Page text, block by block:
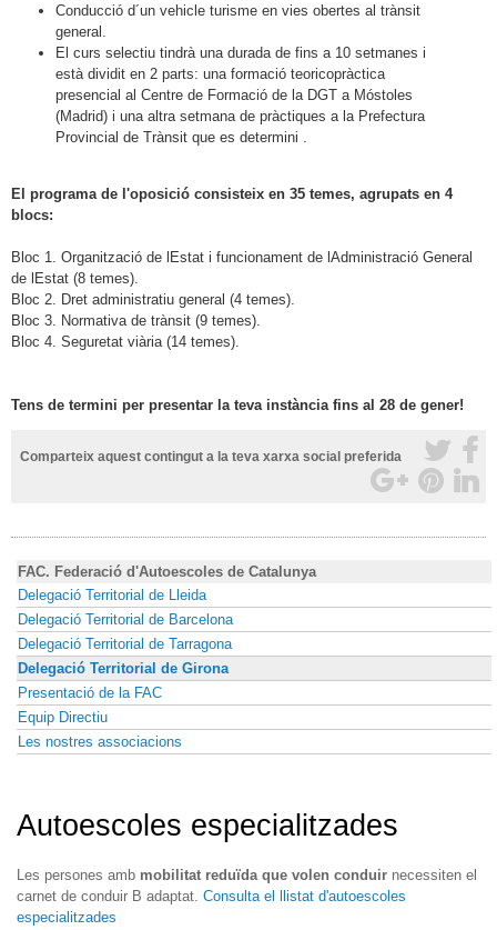
Conducció d´un vehicle turisme en vies obertes al trànsit
general.
El curs selectiu tindrà una durada de fins a 10 setmanes i
està dividit en 2 parts: una formació teoricopràctica
presencial al Centre de Formació de la DGT a Móstoles
(Madrid) i una altra setmana de pràctiques a la Prefectura
Provincial de Trànsit que es determini .
El programa de l'oposició consisteix en 35 temes, agrupats en 4
blocs:
Bloc 1. Organització de lEstat i funcionament de lAdministració General
de lEstat (8 temes).
Bloc 2. Dret administratiu general (4 temes).
Bloc 3. Normativa de trànsit (9 temes).
Bloc 4. Seguretat viària (14 temes).
Tens de termini per presentar la teva instància fins al 28 de gener!
Comparteix aquest contingut a la teva xarxa social preferida
FAC. Federació d'Autoescoles de Catalunya
Delegació Territorial de Lleida
Delegació Territorial de Barcelona
Delegació Territorial de Tarragona
Delegació Territorial de Girona
Presentació de la FAC
Equip Directiu
Les nostres associacions
Autoescoles especialitzades
Les persones amb mobilitat reduïda que volen conduir necessiten el
carnet de conduir B adaptat. Consulta el llistat d'autoescoles
especialitzades